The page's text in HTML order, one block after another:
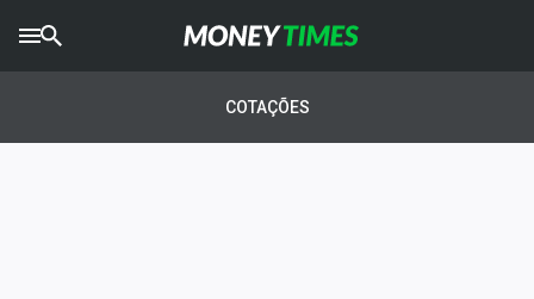
AGROTIMES
COTAÇÕES